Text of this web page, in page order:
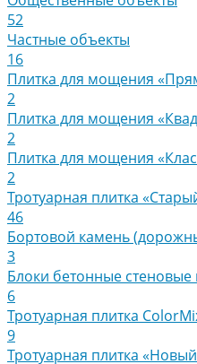
52
Частные объекты
16
Плитка для мощения
2
Плитка для мощения
2
Плитка для мощения
2
Тротуарная плитка
46
Бортовой камень
3
Блоки бетонные
6
Тротуарная плитка
9
Тротуарная плитка